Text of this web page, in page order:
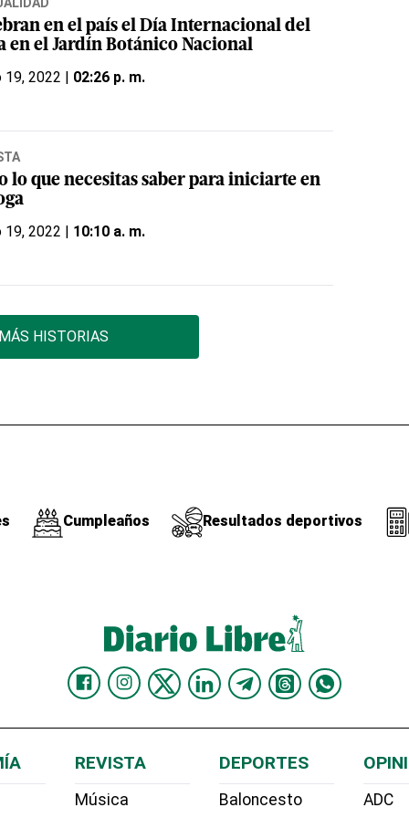
en el país el Día Internacional del
en el Jardín Botánico Nacional
19, 2022 | 02:26 p. m.
lo que necesitas saber para iniciarte en
19, 2022 | 10:10 a. m.
HISTORIAS
Cumpleaños Resultados deportivos
REVISTA
Música
DEPORTES
Baloncesto ADC